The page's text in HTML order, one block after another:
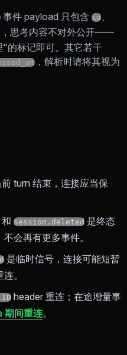
事件 payload 只包含 id、
，思考内容不对外公开——
的标记即可。其它若干
，解析时请将其视为
turn 结束，连接应当保
和 session.deleted 是终态
会再有更多事件。
是临时信号，连接可能短暂
。
header 重连；在途增量事
期间重连。